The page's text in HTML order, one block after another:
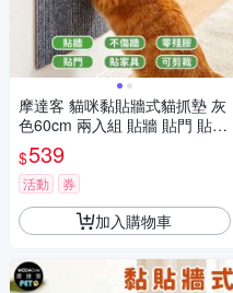
摩達客 貓咪黏貼牆式貓抓墊 灰
色60cm 兩入組 貼牆 貼門 貼家
具 隨處可貼附背膠 可剪裁 不易
殘膠 不易傷牆
$539
活動 券
加入購物車